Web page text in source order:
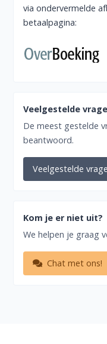
via ondervermelde
betaalpagina:
Veelgestelde
De meest gestelde
beantwoord.
Veelgestelde
Kom je er niet uit?
We helpen je graag
Chat met ons!